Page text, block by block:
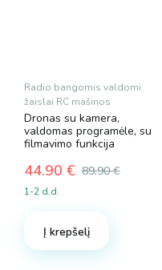
Radio bangomis valdomi
žaislai RC mašinos
Dronas su kamera,
valdomas programėle, su
filmavimo funkcija
89.90€
Original
price
89.90 €.
44.90 €
Current
price
44.90 €.
1-2 d.d.
Į krepšelį